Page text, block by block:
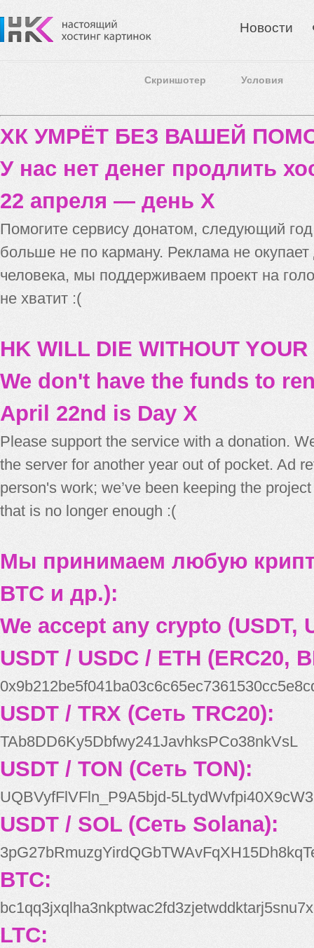
Новости
Скриншотер Условия
ХК УМРЁТ БЕЗ ВАШЕЙ
У нас нет денег продлить
22 апреля — день X
Помогите сервису донатом, следующий
больше не по карману. Реклама не
человека, мы поддерживаем проект на
не хватит :(
HK WILL DIE WITHOUT
We don't have the funds to
April 22nd is Day X
Please support the service with a donation.
the server for another year out of pocket. Ad
person's work; we’ve been keeping the
that is no longer enough :(
Мы принимаем любую
BTC и др.):
We accept any crypto (USDT,
USDT / USDC / ETH (ERC20,
USDT / TRX (Сеть TRC20):
TAb8DD6Ky5Dbfwy241JavhksPCo38nkVsL
USDT / TON (Сеть TON):
UQBVyfFlVFln_P9A5bjd-
USDT / SOL (Сеть Solana):
BTC:
bc1qq3jxqlha3nkptwac2fd3zjetwddktarj5snu7x
LTC: